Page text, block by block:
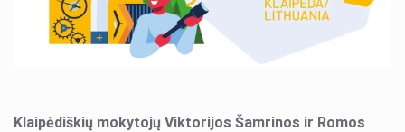
Ugdymas karjerai
Sveika gyvensena
Konkursai
Klaipėdiškių mokytojų Viktorijos Šamrinos ir Romos